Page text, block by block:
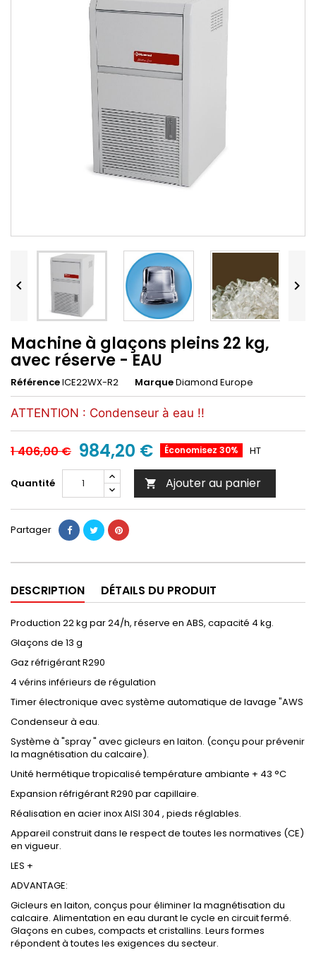
 
Machine à glaçons pleins 22 kg,
avec réserve - EAU
RéférenceICE22WX-R2 MarqueDiamond Europe
ATTENTION : Condenseur à eau !!
1 406,00 € 984,20 € Économisez 30% HT
Quantité  Ajouter au panier
Partager
DESCRIPTION DÉTAILS DU PRODUIT
Production 22 kg par 24/h, réserve en ABS, capacité 4 kg.
Glaçons de 13 g
Gaz réfrigérant R290
4 vérins inférieurs de régulation
Timer électronique avec système automatique de lavage "AWS
Condenseur à eau.
Système à "spray " avec gicleurs en laiton. (conçu pour prévenir
la magnétisation du calcaire).
Unité hermétique tropicalisé température ambiante + 43 °C
Expansion réfrigérant R290 par capillaire.
Réalisation en acier inox AISI 304 , pieds réglables.
Appareil construit dans le respect de toutes les normatives (CE)
en vigueur.
LES +
ADVANTAGE:
Gicleurs en laiton, conçus pour éliminer la magnétisation du
calcaire. Alimentation en eau durant le cycle en circuit fermé.
Glaçons en cubes, compacts et cristallins. Leurs formes
répondent à toutes les exigences du secteur.